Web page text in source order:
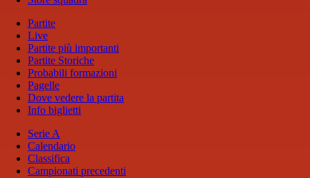
Partite
Live
Partite più importanti
Partite Storiche
Probabili formazioni
Pagelle
Dove vedere la partita
Info biglietti
Serie A
Calendario
Classifica
Campionati precedenti